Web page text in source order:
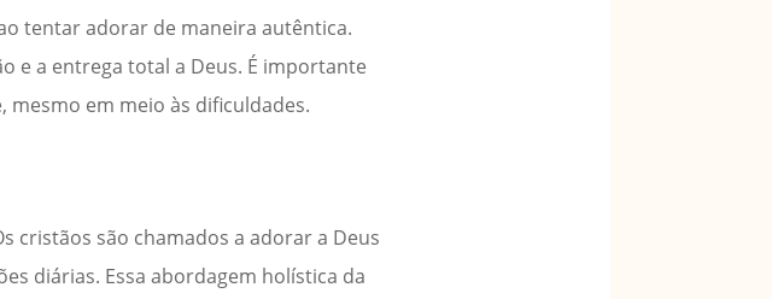
tentar adorar de maneira autêntica.
e a entrega total a Deus. É importante
em meio às dificuldades.
cristãos são chamados a adorar a Deus
diárias. Essa abordagem holística da